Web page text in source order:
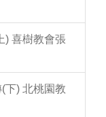
) 喜樹教會張
下) 北桃園教